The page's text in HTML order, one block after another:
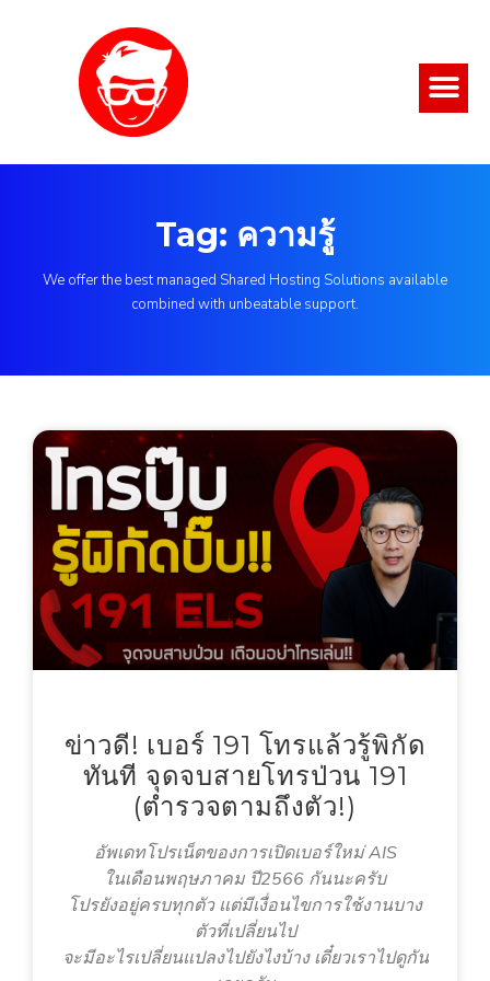
Tag: ความรู้
We offer the best managed Shared Hosting Solutions available
combined with unbeatable support.
ข่าวดี! เบอร์ 191 โทรแล้วรู้พิกัด
ทันที จุดจบสายโทรป่วน 191
(ตำรวจตามถึงตัว!)
อัพเดทโปรเน็ตของการเปิดเบอร์ใหม่ AIS
ในเดือนพฤษภาคม ปี2566 กันนะครับ
โปรยังอยู่ครบทุกตัว แต่มีเงื่อนไขการใช้งานบาง
ตัวที่เปลี่ยนไป
จะมีอะไรเปลี่ยนแปลงไปยังไงบ้าง เดี๋ยวเราไปดูกัน